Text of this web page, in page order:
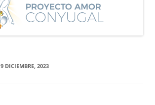
9 DICIEMBRE, 2023